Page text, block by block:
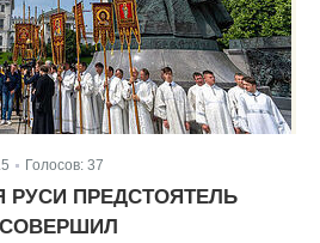
Голосов: 37
РУСИ ПРЕДСТОЯТЕЛЬ